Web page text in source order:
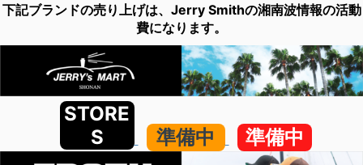
下記ブランドの売り上げは、Jerry Smithの湘南波情報の活動
費になります。
STORE
S
準備中 準備中